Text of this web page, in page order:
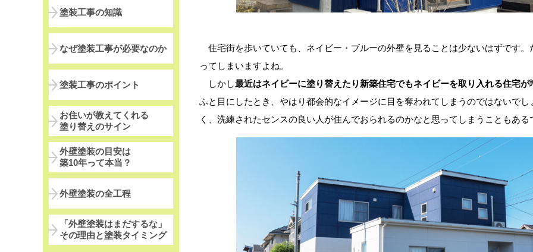
住宅街を歩いていても、ネイビー・ブルーの外壁を見ることは少ないはずです。
ってしまいますよね。
しかし最近はネイビーに塗り替えたり新築住宅でもネイビーを取り入れる住宅が
ふと目にしたとき、やはり都会的なイメージに目を奪われてしまうのではないでし
く、洗練されたセンスの良い人が住んでおられるのかなと思ってしまうこともある
塗装工事の知識
なぜ塗装工事が必要なのか
塗装工事のポイント
お住いが教えてくれる
塗り替えのサイン
外壁塗装の目安は
築10年って本当？
外壁塗装の全工程
「外壁塗装はまだするな」
その理由と塗装タイミング